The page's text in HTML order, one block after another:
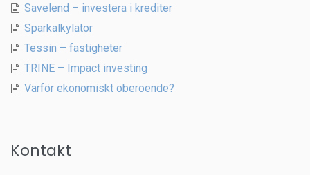
Savelend – investera i krediter
Sparkalkylator
Tessin – fastigheter
TRINE – Impact investing
Varför ekonomiskt oberoende?
Kontakt